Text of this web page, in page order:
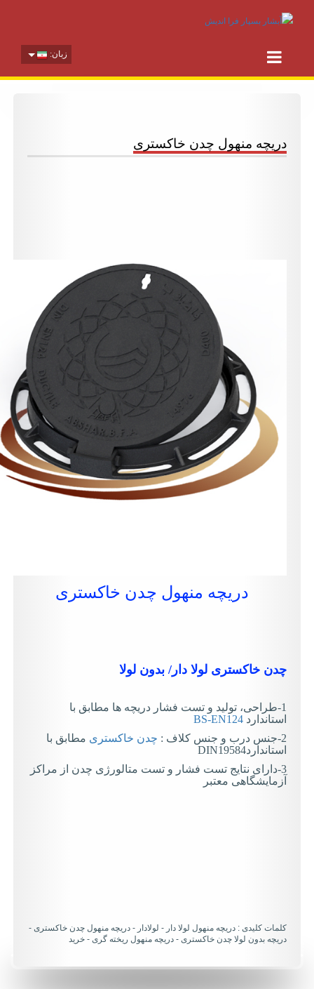
منهول چدن خاکستری
دریچه منهول چدن خاکستری
خاکستری لولا دار/ بدون لولا
1-طراحی، تولید و تست فشار دریچه ها مطابق با
BS-EN124
چدن خاکستریمطابق با
DIN19584
3-دارای نتایج تست فشار و تست متالورژی چدن از مراکز
معتبر
کلیدی : دریچه منهول لولا دار - لولادار - دریچه منهول چدن خاکستری -
بدون لولا چدن خاکستری - دریچه منهول ریخته گری - خرید